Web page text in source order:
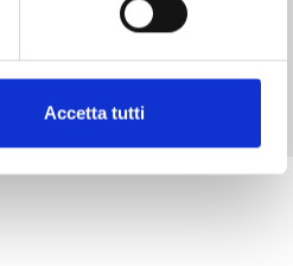
Accetta tutti